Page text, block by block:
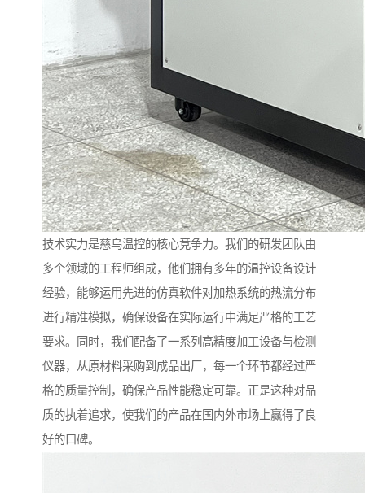
技术实力是慈乌温控的核心竞争力。我们的研发团队由
多个领域的工程师组成，他们拥有多年的温控设备设计
经验，能够运用先进的仿真软件对加热系统的热流分布
进行精准模拟，确保设备在实际运行中满足严格的工艺
要求。同时，我们配备了一系列高精度加工设备与检测
仪器，从原材料采购到成品出厂，每一个环节都经过严
格的质量控制，确保产品性能稳定可靠。正是这种对品
质的执着追求，使我们的产品在国内外市场上赢得了良
好的口碑。